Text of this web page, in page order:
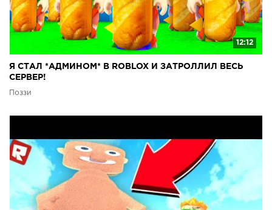
12:12
Я СТАЛ *АДМИНОМ* В ROBLOX И ЗАТРОЛЛИЛ ВЕСЬ
СЕРВЕР!
Поззи